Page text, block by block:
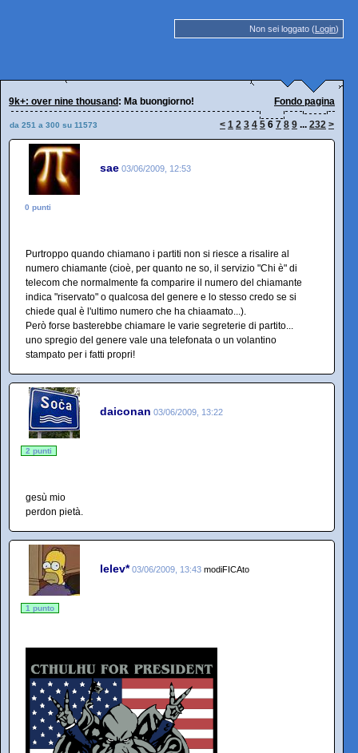
Non sei loggato (Login)
9k+: over nine thousand : Ma buongiorno! Fondo pagina
da 251 a 300 su 11573 < 1 2 3 4 5 6 7 8 9 ... 232 >
sae 03/06/2009, 12:53
0 punti
Purtroppo quando chiamano i partiti non si riesce a risalire al
numero chiamante (cioè, per quanto ne so, il servizio "Chi è" di
telecom che normalmente fa comparire il numero del chiamante
indica "riservato" o qualcosa del genere e lo stesso credo se si
chiede qual è l'ultimo numero che ha chiaamato...).
Però forse basterebbe chiamare le varie segreterie di partito...
uno spregio del genere vale una telefonata o un volantino
stampato per i fatti propri!
daiconan 03/06/2009, 13:22
2 punti
gesù mio
perdon pietà.
lelev* 03/06/2009, 13:43 modiFICAto
1 punto